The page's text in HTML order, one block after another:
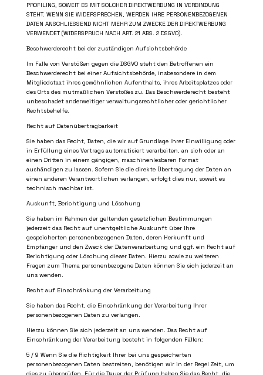
PROFILING, SOWEIT ES MIT SOLCHER DIREKTWERBUNG IN VERBINDUNG
STEHT. WENN SIE WIDERSPRECHEN, WERDEN IHRE PERSONENBEZOGENEN
DATEN ANSCHLIESSEND NICHT MEHR ZUM ZWECKE DER DIREKTWERBUNG
VERWENDET (WIDERSPRUCH NACH ART. 21 ABS. 2 DSGVO).
Beschwerderecht bei der zuständigen Aufsichtsbehörde
Im Falle von Verstößen gegen die DSGVO steht den Betroffenen ein
Beschwerderecht bei einer Aufsichtsbehörde, insbesondere in dem
Mitgliedstaat ihres gewöhnlichen Aufenthalts, ihres Arbeitsplatzes oder
des Orts des mutmaßlichen Verstoßes zu. Das Beschwerderecht besteht
unbeschadet anderweitiger verwaltungsrechtlicher oder gerichtlicher
Rechtsbehelfe.
Recht auf Datenübertragbarkeit
Sie haben das Recht, Daten, die wir auf Grundlage Ihrer Einwilligung oder
in Erfüllung eines Vertrags automatisiert verarbeiten, an sich oder an
einen Dritten in einem gängigen, maschinenlesbaren Format
aushändigen zu lassen. Sofern Sie die direkte Übertragung der Daten an
einen anderen Verantwortlichen verlangen, erfolgt dies nur, soweit es
technisch machbar ist.
Auskunft, Berichtigung und Löschung
Sie haben im Rahmen der geltenden gesetzlichen Bestimmungen
jederzeit das Recht auf unentgeltliche Auskunft über Ihre
gespeicherten personenbezogenen Daten, deren Herkunft und
Empfänger und den Zweck der Datenverarbeitung und ggf. ein Recht auf
Berichtigung oder Löschung dieser Daten. Hierzu sowie zu weiteren
Fragen zum Thema personenbezogene Daten können Sie sich jederzeit an
uns wenden.
Recht auf Einschränkung der Verarbeitung
Sie haben das Recht, die Einschränkung der Verarbeitung Ihrer
personenbezogenen Daten zu verlangen.
Hierzu können Sie sich jederzeit an uns wenden. Das Recht auf
Einschränkung der Verarbeitung besteht in folgenden Fällen:
5 / 9 Wenn Sie die Richtigkeit Ihrer bei uns gespeicherten
personenbezogenen Daten bestreiten, benötigen wir in der Regel Zeit, um
dies zu überprüfen. Für die Dauer der Prüfung haben Sie das Recht, die